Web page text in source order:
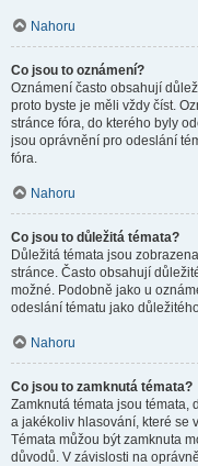
Nahoru
Co jsou to oznámení?
Oznámení často obsahují
proto byste je měli vždy číst.
stránce fóra, do kterého byly
jsou oprávnění pro odeslání
fóra.
Nahoru
Co jsou to důležitá témata?
Důležitá témata jsou
stránce. Často obsahují
možné. Podobně jako u
odeslání tématu jako
Nahoru
Co jsou to zamknutá témata?
Zamknutá témata jsou témata,
a jakékoliv hlasování, které se
Témata můžou být zamknuta
důvodů. V závislosti na